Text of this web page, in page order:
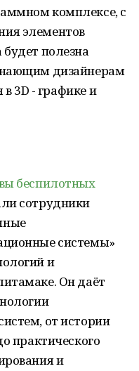
комплексе, с
элементов
полезна
дизайнерам
в 3D - графике и
беспилотных
сотрудники
системы»
и
Он даёт
от истории
практического
и